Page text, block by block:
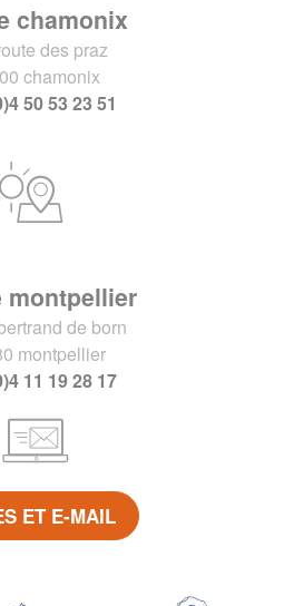
chamonix
des praz
chamonix
50 53 23 51
montpellier
de born
montpellier
11 19 28 17
ET E-MAIL